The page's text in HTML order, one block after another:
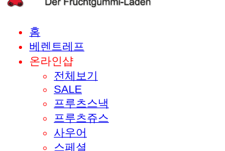
홈
베렌트레프
온라인샵
전체보기
SALE
프루츠스낵
프루츠쥬스
사우어
스페셜